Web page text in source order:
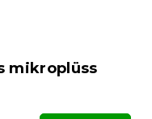
mikroplüss